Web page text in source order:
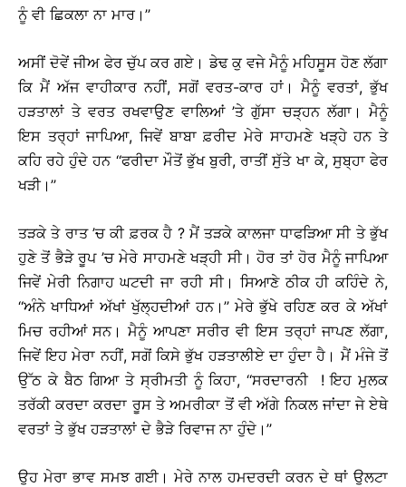
ਨੂੰ ਵੀ ਛਿਕਲਾ ਨਾ ਮਾਰ।’’
ਅਸੀਂ ਦੋਵੇਂ ਜੀਅ ਫੇਰ ਚੁੱਪ ਕਰ ਗਏ। ਡੇਢ ਕੁ ਵਜੇ ਮੈਨੂੰ ਮਹਿਸੂਸ ਹੋਣ ਲੱਗਾ
ਕਿ ਮੈਂ ਅੱਜ ਵਾਹੀਕਾਰ ਨਹੀਂ, ਸਗੋਂ ਵਰਤ-ਕਾਰ ਹਾਂ। ਮੈਨੂੰ ਵਰਤਾਂ, ਭੁੱਖ
ਹੜਤਾਲਾਂ ਤੇ ਵਰਤ ਰਖਵਾਉਣ ਵਾਲਿਆਂ ’ਤੇ ਗੁੱਸਾ ਚੜ੍ਹਨ ਲੱਗਾ। ਮੈਨੂੰ
ਇਸ ਤਰ੍ਹਾਂ ਜਾਪਿਆ, ਜਿਵੇਂ ਬਾਬਾ ਫ਼ਰੀਦ ਮੇਰੇ ਸਾਹਮਣੇ ਖੜ੍ਹੇ ਹਨ ਤੇ
ਕਹਿ ਰਹੇ ਹੁੰਦੇ ਹਨ ‘‘ਫਰੀਦਾ ਮੌਤੋਂ ਭੁੱਖ ਬੁਰੀ, ਰਾਤੀਂ ਸੁੱਤੇ ਖਾ ਕੇ, ਸੁਬ੍ਹਾ ਫੇਰ
ਖੜੀ।’’
ਤੜਕੇ ਤੇ ਰਾਤ ’ਚ ਕੀ ਫ਼ਰਕ ਹੈ ? ਮੈਂ ਤੜਕੇ ਕਾਲਜਾ ਧਾਫੜਿਆ ਸੀ ਤੇ ਭੁੱਖ
ਹੁਣੇ ਤੋਂ ਭੈੜੇ ਰੂਪ ’ਚ ਮੇਰੇ ਸਾਹਮਣੇ ਖੜ੍ਹੀ ਸੀ। ਹੋਰ ਤਾਂ ਹੋਰ ਮੈਨੂੰ ਜਾਪਿਆ
ਜਿਵੇਂ ਮੇਰੀ ਨਿਗਾਹ ਘਟਦੀ ਜਾ ਰਹੀ ਸੀ। ਸਿਆਣੇ ਠੀਕ ਹੀ ਕਹਿੰਦੇ ਨੇ,
‘‘ਅੰਨੇ ਖਾਧਿਆਂ ਅੱਖਾਂ ਖੁੱਲ੍ਹਦੀਆਂ ਹਨ।’’ ਮੇਰੇ ਭੁੱਖੇ ਰਹਿਣ ਕਰ ਕੇ ਅੱਖਾਂ
ਮਿਚ ਰਹੀਆਂ ਸਨ। ਮੈਨੂੰ ਆਪਣਾ ਸਰੀਰ ਵੀ ਇਸ ਤਰ੍ਹਾਂ ਜਾਪਣ ਲੱਗਾ,
ਜਿਵੇਂ ਇਹ ਮੇਰਾ ਨਹੀਂ, ਸਗੋਂ ਕਿਸੇ ਭੁੱਖ ਹੜਤਾਲੀਏ ਦਾ ਹੁੰਦਾ ਹੈ। ਮੈਂ ਮੰਜੇ ਤੋਂ
ਉੱਠ ਕੇ ਬੈਠ ਗਿਆ ਤੇ ਸ੍ਰੀਮਤੀ ਨੂੰ ਕਿਹਾ, ‘‘ਸਰਦਾਰਨੀ ! ਇਹ ਮੁਲਕ
ਤਰੱਕੀ ਕਰਦਾ ਕਰਦਾ ਰੂਸ ਤੇ ਅਮਰੀਕਾ ਤੋਂ ਵੀ ਅੱਗੇ ਨਿਕਲ ਜਾਂਦਾ ਜੇ ਏਥੇ
ਵਰਤਾਂ ਤੇ ਭੁੱਖ ਹੜਤਾਲਾਂ ਦੇ ਭੈੜੇ ਰਿਵਾਜ ਨਾ ਹੁੰਦੇ।’’
ਉਹ ਮੇਰਾ ਭਾਵ ਸਮਝ ਗਈ। ਮੇਰੇ ਨਾਲ ਹਮਦਰਦੀ ਕਰਨ ਦੇ ਥਾਂ ਉਲਟਾ